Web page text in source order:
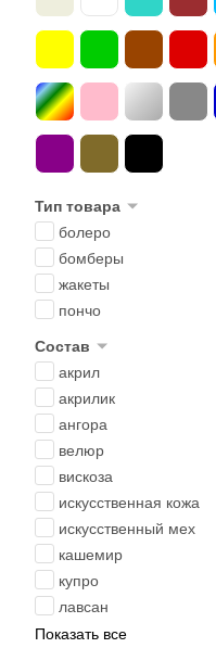
Тип товара
болеро
бомберы
жакеты
пончо
Состав
акрил
акрилик
ангора
велюр
вискоза
искусственная кожа
искусственный мех
кашемир
купро
лавсан
Показать все